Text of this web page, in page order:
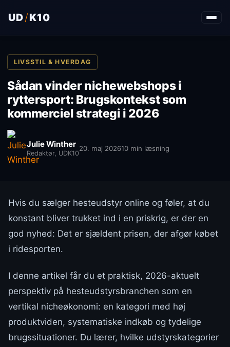
UD/K10
LIVSSTIL & HVERDAG
Sådan vinder nichewebshops i
ryttersport: Brugskontekst som
kommerciel strategi i 2026
Julie Winther
Redaktør, UDK10
20. maj 202610 min læsning
Hvis du sælger hesteudstyr online og føler, at du
konstant bliver trukket ind i en priskrig, er der en
god nyhed: Det er sjældent prisen, der afgør købet
i ridesporten.
I denne artikel får du et praktisk, 2026-aktuelt
perspektiv på hesteudstyrsbranchen som en
vertikal nicheøkonomi: en kategori med høj
produktviden, systematiske indkøb og tydelige
brugssituationer. Du lærer, hvilke udstyrskategorier